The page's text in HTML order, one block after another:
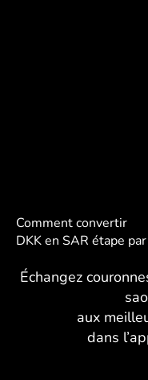
Comment convertir
DKK en SAR étape
Échangez
aux
dans